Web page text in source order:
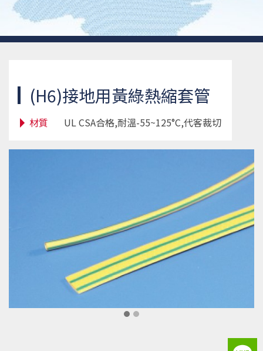
(H6)接地用黃綠熱縮套管
材質 UL CSA合格,耐溫-55~125°C,代客裁切